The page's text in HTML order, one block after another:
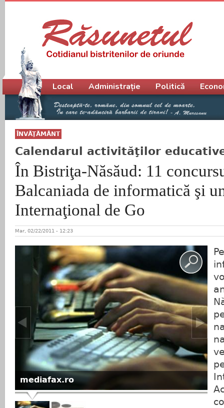
ÎNVĂŢĂMÂNT
Calendarul activităţilor
În Bistriţa-Năsăud: 11
Balcaniada de informatică şi
Internaţional de Go
Mar, 02/22/2011 - 12:23
mediafax.ro
Meniu principal
Local Administrație Politică